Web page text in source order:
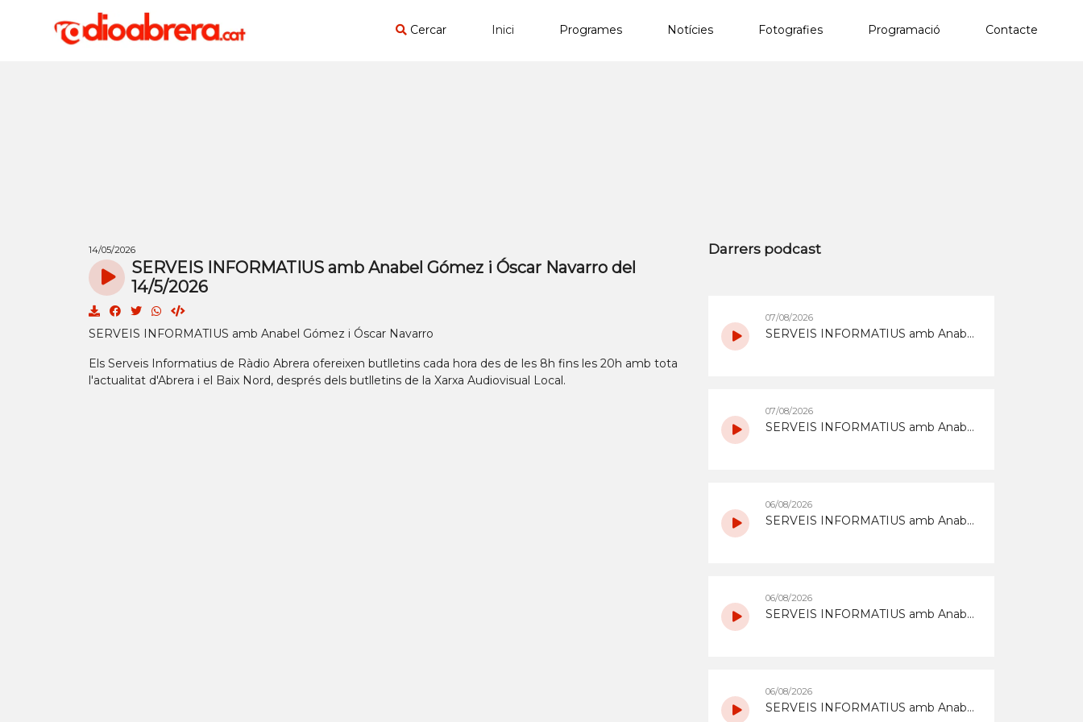
Cercar Inici Programes Notícies Fotografies Programació Contacte
14/05/2026
SERVEIS INFORMATIUS amb Anabel Gómez i Óscar Navarro del
14/5/2026
SERVEIS INFORMATIUS amb Anabel Gómez i Óscar Navarro
Els Serveis Informatius de Ràdio Abrera ofereixen butlletins cada hora des de les 8h fins les 20h amb tota
l'actualitat d'Abrera i el Baix Nord, després dels butlletins de la Xarxa Audiovisual Local.
Darrers podcast
07/08/2026
SERVEIS INFORMATIUS amb Anabel Gómez i Óscar Navarro del 7/8/2026
07/08/2026
SERVEIS INFORMATIUS amb Anabel Gómez i Óscar Navarro del 7/8/2026
06/08/2026
SERVEIS INFORMATIUS amb Anabel Gómez i Óscar Navarro del 6/8/2026
06/08/2026
SERVEIS INFORMATIUS amb Anabel Gómez i Óscar Navarro del 6/8/2026
06/08/2026
SERVEIS INFORMATIUS amb Anabel Gómez i Óscar Navarro del 6/8/2026